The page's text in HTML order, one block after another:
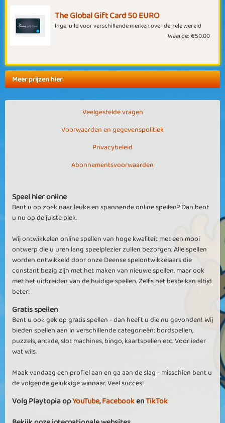
The Global Gift Card 50 EURO
Ingeruild voor verschillende merken over de hele wereld
Waarde: €50,00
Meer prijzen hier
Veelgestelde vragen
Voorwaarden en gegevenspolitiek
Privacybeleid
Abonnementsvoorwaarden
Speel hier online
Bent u op zoek naar leuke en spannende online spellen? Dan bent
u nu op de juiste plek.
Wij ontwikkelen online spellen van hoge kwaliteit met een mooi
ontwerp die u uren lang speelplezier zullen bezorgen. Alle spellen
worden ontwikkeld door onze Deense spelontwikkelaars die
constant bezig zijn met het maken van nieuwe spellen, maar ook
met het uitbreiden van de huidige spellen. Zelfs het beste kan altijd
beter!
Gratis spellen
Bent u ook gek op gratis spellen - dan heeft u die nu gevonden! Wij
bieden spellen aan in verschillende categorieën: bordspellen,
puzzels, arcade, slot machines, bingo, kaartspellen etc. Voor ieder
wat wils.
Maak vandaag een profiel aan en ga aan de slag - misschien bent u
de volgende gelukkige winnaar. Veel succes!
Volg Playtopia opYouTube,FacebookenTikTok